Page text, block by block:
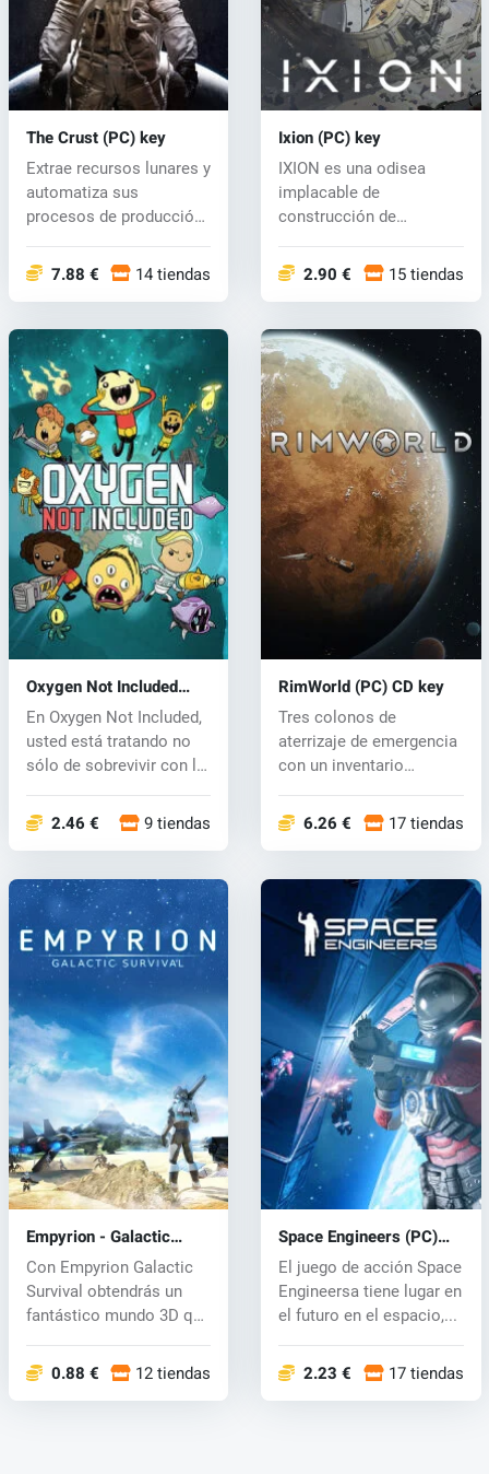
The Crust (PC) key
Extrae recursos lunares y
automatiza sus
procesos de producción
7.88 € 14 tiendas
Ixion (PC) key
IXION es una odisea
implacable de
construcción de
las...2.90 € 15 tiendas
Oxygen Not Included
(PC) CD key
En Oxygen Not Included,
usted está tratando no
sólo de sobrevivir con la
2.46 € 9 tiendas
RimWorld (PC) CD key
Tres colonos de
aterrizaje de emergencia
con un inventario
6.26 € 17 tiendas
Empyrion - Galactic
Survival (PC) CD key
Con Empyrion Galactic
Survival obtendrás un
fantástico mundo 3D que
0.88 € 12 tiendas
Space Engineers (PC)
CD key
El juego de acción Space
Engineersa tiene lugar en
el futuro en el espacio,...
2.23 € 17 tiendas